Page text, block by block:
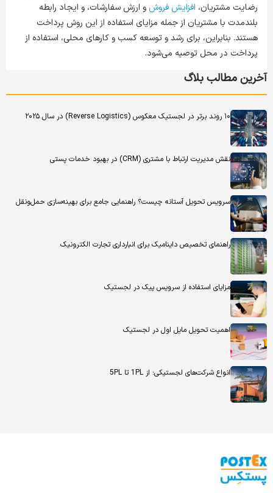
رضایت مشتریان، افزایش فروش و ارزش سفارشات، و ایجاد رابطه
بلندمدت با مشتریان از جمله مزایای استفاده از این روش پرداخت
هستند. بنابراین، برای رشد و توسعه کسب و کارهای محلی، استفاده از
پرداخت در محل توصیه می‌شود.
آخرین مطالب بلاگ
۱۰ روند برتر در لجستیک معکوس (Reverse Logistics) در سال ۲۰۲۵
نقش مدیریت ارتباط با مشتری (CRM) در بهبود خدمات پستی
سرویس تحویل آستانه چیست؟ راهنمایی جامع برای بهینه‌سازی حمل‌ونقل
راهنمای تخصیص داینامیک برای انبارداری تجارت الکترونیک
مزایای استفاده از سرویس پیک در لجستیک
اهمیت تحویل مایل اول در لجستیک
انواع شرکت‌های لجستیکی؛ از 1PL تا 5PL